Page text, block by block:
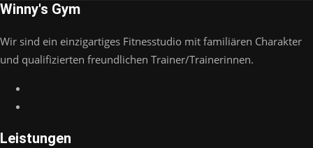
Winny's Gym
Wir sind ein einzigartiges Fitnesstudio mit familiären Charakter
und qualifizierten freundlichen Trainer/Trainerinnen.
Leistungen